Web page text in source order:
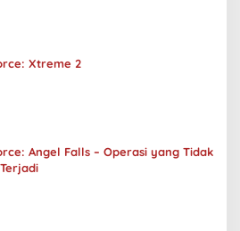
Xtreme 2
Angel Falls – Operasi yang Tidak